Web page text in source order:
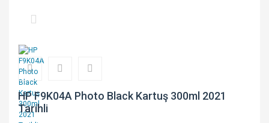
HP F9K04A Photo Black Kartuş 300ml 2021
Tarihli